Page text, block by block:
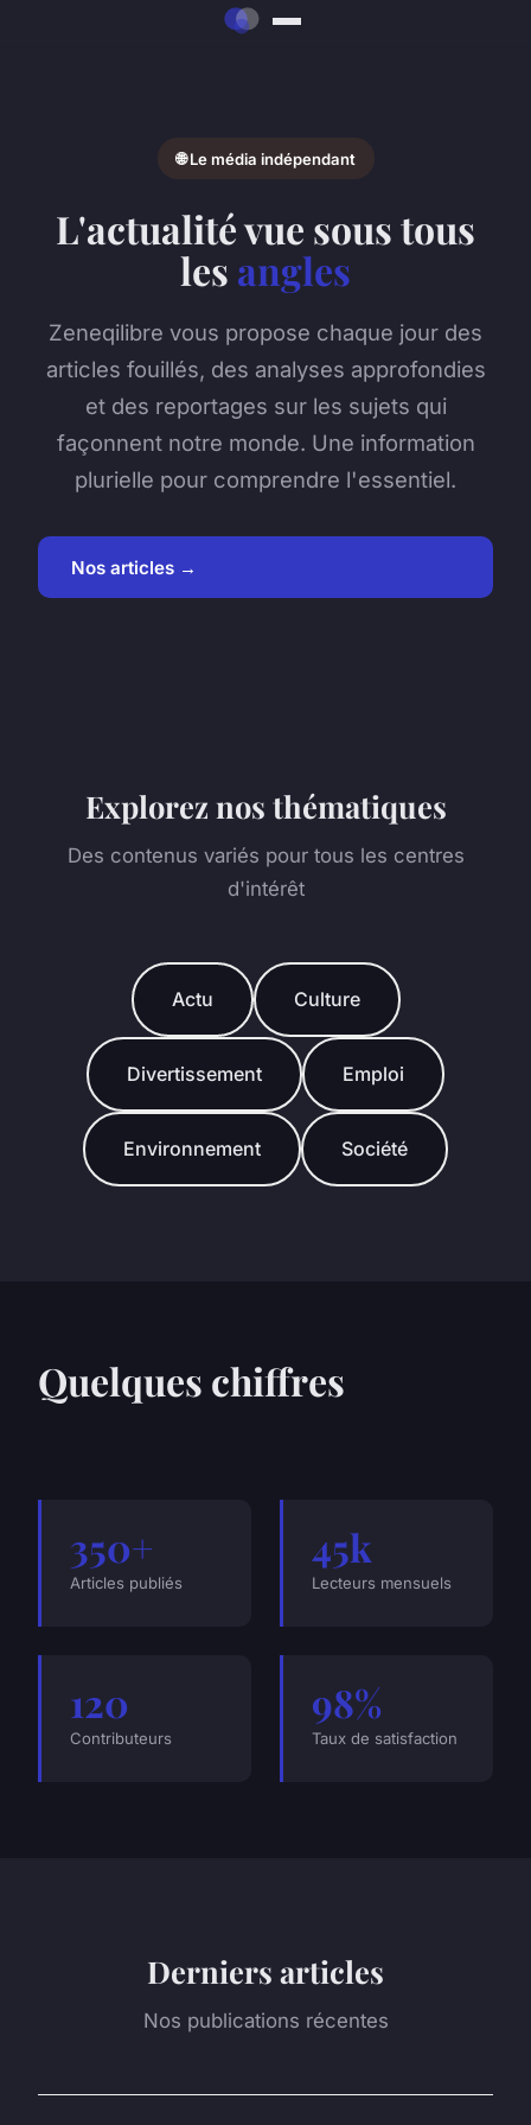
🌐 Le média indépendant
L'actualité vue sous tous
les angles
Zeneqilibre vous propose chaque jour des
articles fouillés, des analyses approfondies
et des reportages sur les sujets qui
façonnent notre monde. Une information
plurielle pour comprendre l'essentiel.
Nos articles →
Explorez nos thématiques
Des contenus variés pour tous les centres
d'intérêt
Actu Culture
Divertissement Emploi
Environnement Société
Quelques chiffres
350+
Articles publiés
45k
Lecteurs mensuels
120
Contributeurs
98%
Taux de satisfaction
Derniers articles
Nos publications récentes